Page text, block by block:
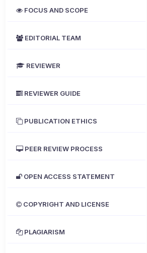
FOCUS AND SCOPE
EDITORIAL TEAM
REVIEWER
REVIEWER GUIDE
PUBLICATION ETHICS
PEER REVIEW PROCESS
OPEN ACCESS STATEMENT
COPYRIGHT AND LICENSE
PLAGIARISM